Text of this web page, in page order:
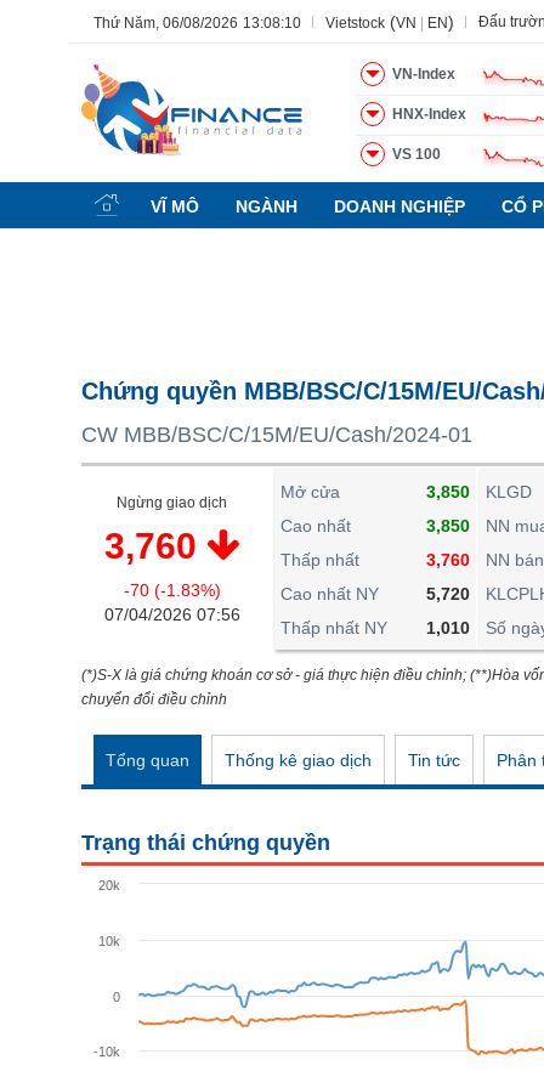
Thứ Năm, 06/08/2026 13:08:11 Vietstock(VN EN) Đấu
VN-Index
HNX-Index
VS 100
VĨ MÔ NGÀNH DOANH NGHIỆP CỔ
Chứng quyền MBB/BSC/C/15M/EU/
CW MBB/BSC/C/15M/EU/Cash/2024-01
Ngừng giao dịch
3,760
-70 (-1.83%)
07/04/2026 07:56
Mở cửa
3,850
Cao nhất
3,850
Thấp nhất
3,760
Cao nhất NY
5,720
Thấp nhất NY
1,010
KLGD
NN
NN bán
Số
(*)S-X là giá chứng khoán cơ sở - giá thực hiện điều chỉnh; (**)Hòa
chuyển đổi điều chỉnh
Tổng quan Thống kê giao dịch Tin tức Phân
Trạng thái chứng quyền
-10k
0
10k
20k
Tính năng Ngành Mã chứng khoán Lãnh
BẤT ĐỘNG SẢN
TÀI CHÍNH
KINH TẾ
THẾ GIỚI
ĐÔNG DƯƠNG
PHÂN TÍCH
VS-SECTOR
NGUYÊN VẬT LIỆU
TIÊU DÙNG KHÔNG THIẾT YẾU
TIÊU DÙNG THIẾT YẾU
CHĂM SÓC SỨC KHỎE